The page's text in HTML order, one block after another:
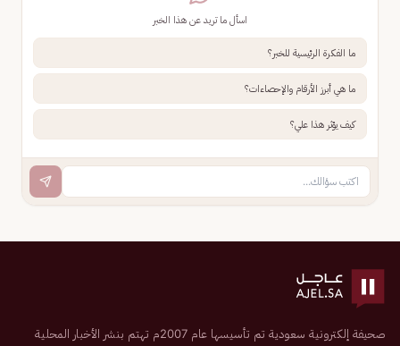
اسأل ما تريد عن هذا الخبر
ما الفكرة الرئيسية للخبر؟
ما هي أبرز الأرقام والإحصاءات؟
كيف يؤثر هذا علي؟
صحيفة إلكترونية سعودية تم تأسيسها عام 2007م تهتم بنشر الأخبار المحلية